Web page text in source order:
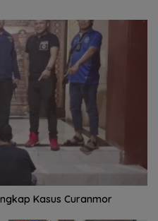
Kasus Curanmor